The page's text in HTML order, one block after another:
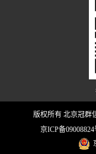
版权所有 北京冠群
京ICP备09008824